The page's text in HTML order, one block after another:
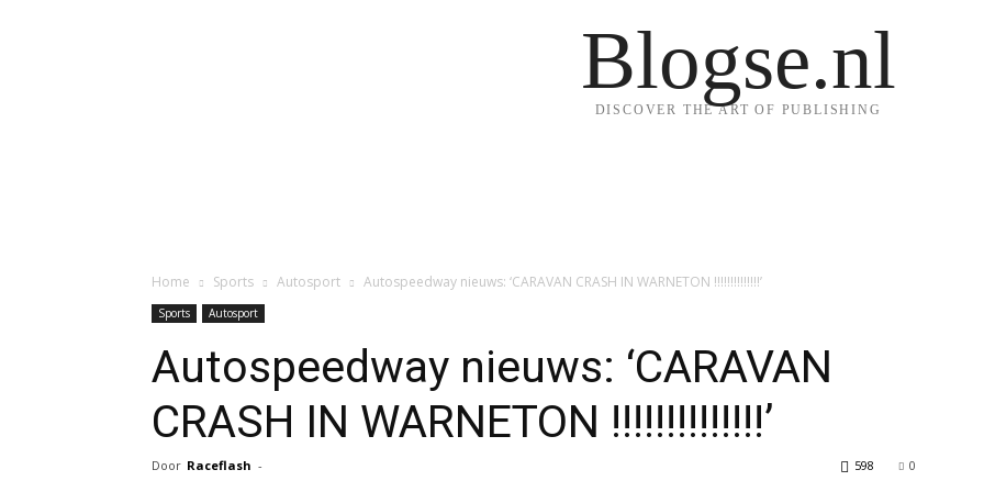
Blogse.nl
DISCOVER THE ART OF PUBLISHING
Home Sports Autosport Autospeedway nieuws: ‘CARAVAN CRASH IN WARNETON !!!!!!!!!!!!!!’
Sports Autosport
Autospeedway nieuws: ‘CARAVAN
CRASH IN WARNETON !!!!!!!!!!!!!!’
Door Raceflash - 0
598